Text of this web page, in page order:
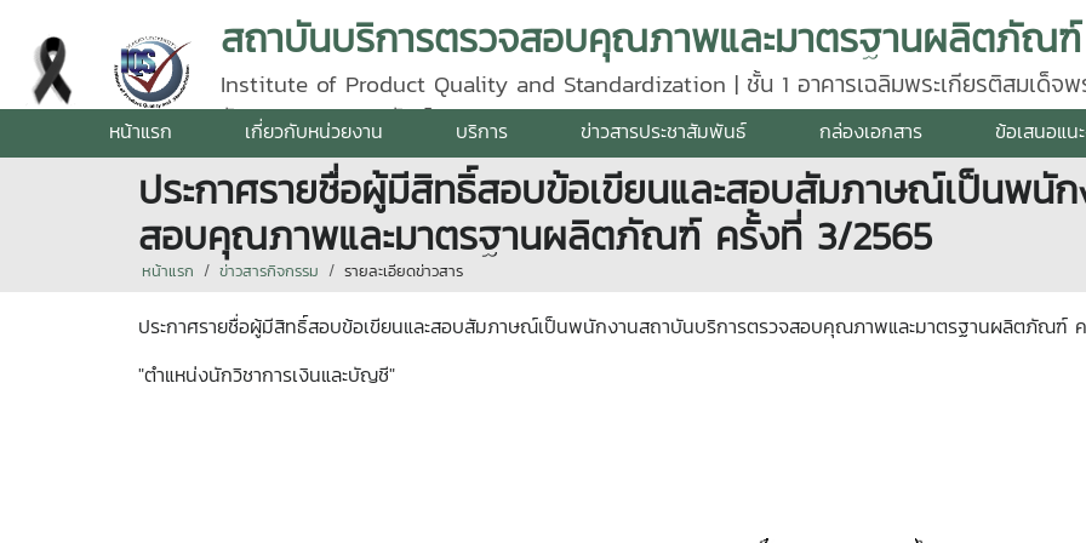
Institute of Product Quality and Standardization | ชั้น 1 อาคารเฉลิมพระเกียรติสมเด็จพ
รัตนราชสุดา | โทรศัพท์ 0 5387 5640
หน้าแรก เกี่ยวกับหน่วยงาน บริการ ข่าวสารประชาสัมพันธ์ กล่องเอกสาร ข้อเสนอแน
ประกาศรายชื่อผู้มีสิทธิ์สอบข้อเขียนและสอบสัมภาษณ์เป็นพนั
สอบคุณภาพและมาตรฐานผลิตภัณฑ์ ครั้งที่ 3/2565
หน้าแรก ข่าวสารกิจกรรม รายละเอียดข่าวสาร
ประกาศรายชื่อผู้มีสิทธิ์สอบข้อเขียนและสอบสัมภาษณ์เป็นพนักงานสถาบันบริการตรวจสอบคุณภาพและมาตรฐานผลิตภัณฑ์
"ตำแหน่งนักวิชาการเงินและบัญชี"